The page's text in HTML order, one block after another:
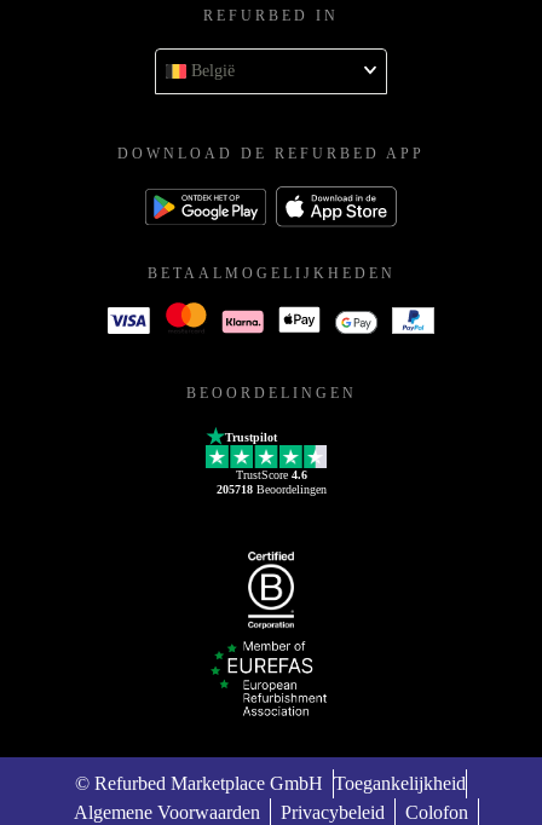
REFURBED IN
België
DOWNLOAD DE REFURBED APP
BETAALMOGELIJKHEDEN
BEOORDELINGEN
Trustpilot
TrustScore 4.6
205718Beoordelingen
© Refurbed Marketplace GmbH Toegankelijkheid
Algemene Voorwaarden
Privacybeleid Colofon